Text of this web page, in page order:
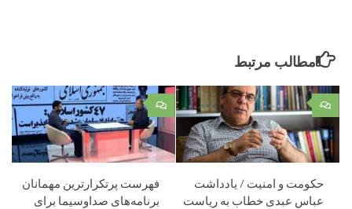
مطالب مرتبط
۰
فهرست پرتکرارترین مهمانان
برنامه‌های صداوسیما برای
۰
حکومت و امنیت / یادداشت
عباس عبدی خطاب به ریاست